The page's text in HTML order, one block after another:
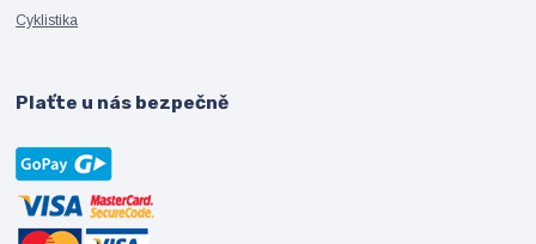
Cyklistika
Plaťte u nás bezpečně